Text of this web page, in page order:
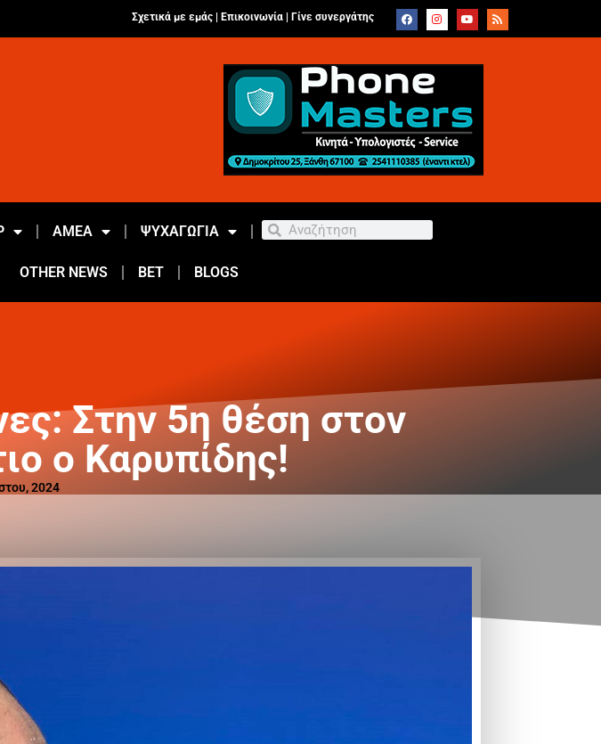
Σχετικά με εμάς | Επικοινωνία Γίνε συνεργάτης
ΑΜΕΑ ΨΥΧΑΓΩΓΙΑ
OTHER NEWS BET BLOGS
Στην 5η θέση στον
ο Καρυπίδης!
2024